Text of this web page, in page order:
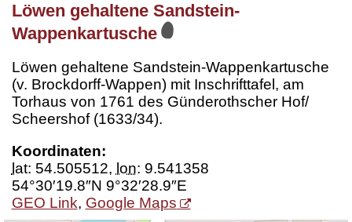
Löwen gehaltene Sandstein-
Wappenkartusche
Löwen gehaltene Sandstein-Wappenkartusche
(v. Brockdorff-Wappen) mit Inschrifttafel, am
Torhaus von 1761 des Günderothscher Hof/
Scheershof (1633/34).
Koordinaten:
lat: 54.505512, lon: 9.541358
54°30′19.8″N 9°32′28.9″E
GEO Link, Google Maps